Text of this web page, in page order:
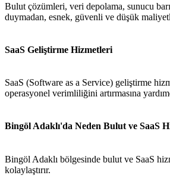
Bulut çözümleri, veri depolama, sunucu
duymadan, esnek, güvenli ve düşük
SaaS Geliştirme Hizmetleri
SaaS (Software as a Service) geliştirme
operasyonel verimliliğini artırmasına
Bingöl Adaklı'da Neden Bulut ve SaaS
Bingöl Adaklı bölgesinde bulut ve SaaS
kolaylaştırır.